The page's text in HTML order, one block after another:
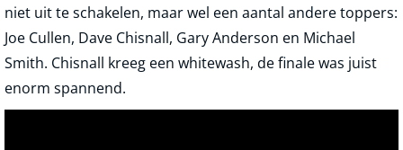
niet uit te schakelen, maar wel een aantal andere toppers:
Joe Cullen, Dave Chisnall, Gary Anderson en Michael
Smith. Chisnall kreeg een whitewash, de finale was juist
enorm spannend.